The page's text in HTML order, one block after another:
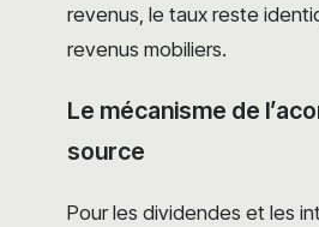
revenus, le taux reste
revenus mobiliers.
Le mécanisme de
source
Pour les dividendes et les